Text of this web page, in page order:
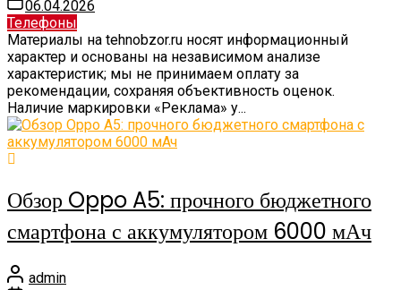
06.04.2026
Телефоны
Материалы на tehnobzor.ru носят информационный
характер и основаны на независимом анализе
характеристик; мы не принимаем оплату за
рекомендации, сохраняя объективность оценок.
Наличие маркировки «Реклама» у...
Обзор Oppo A5: прочного бюджетного
смартфона с аккумулятором 6000 мАч
admin